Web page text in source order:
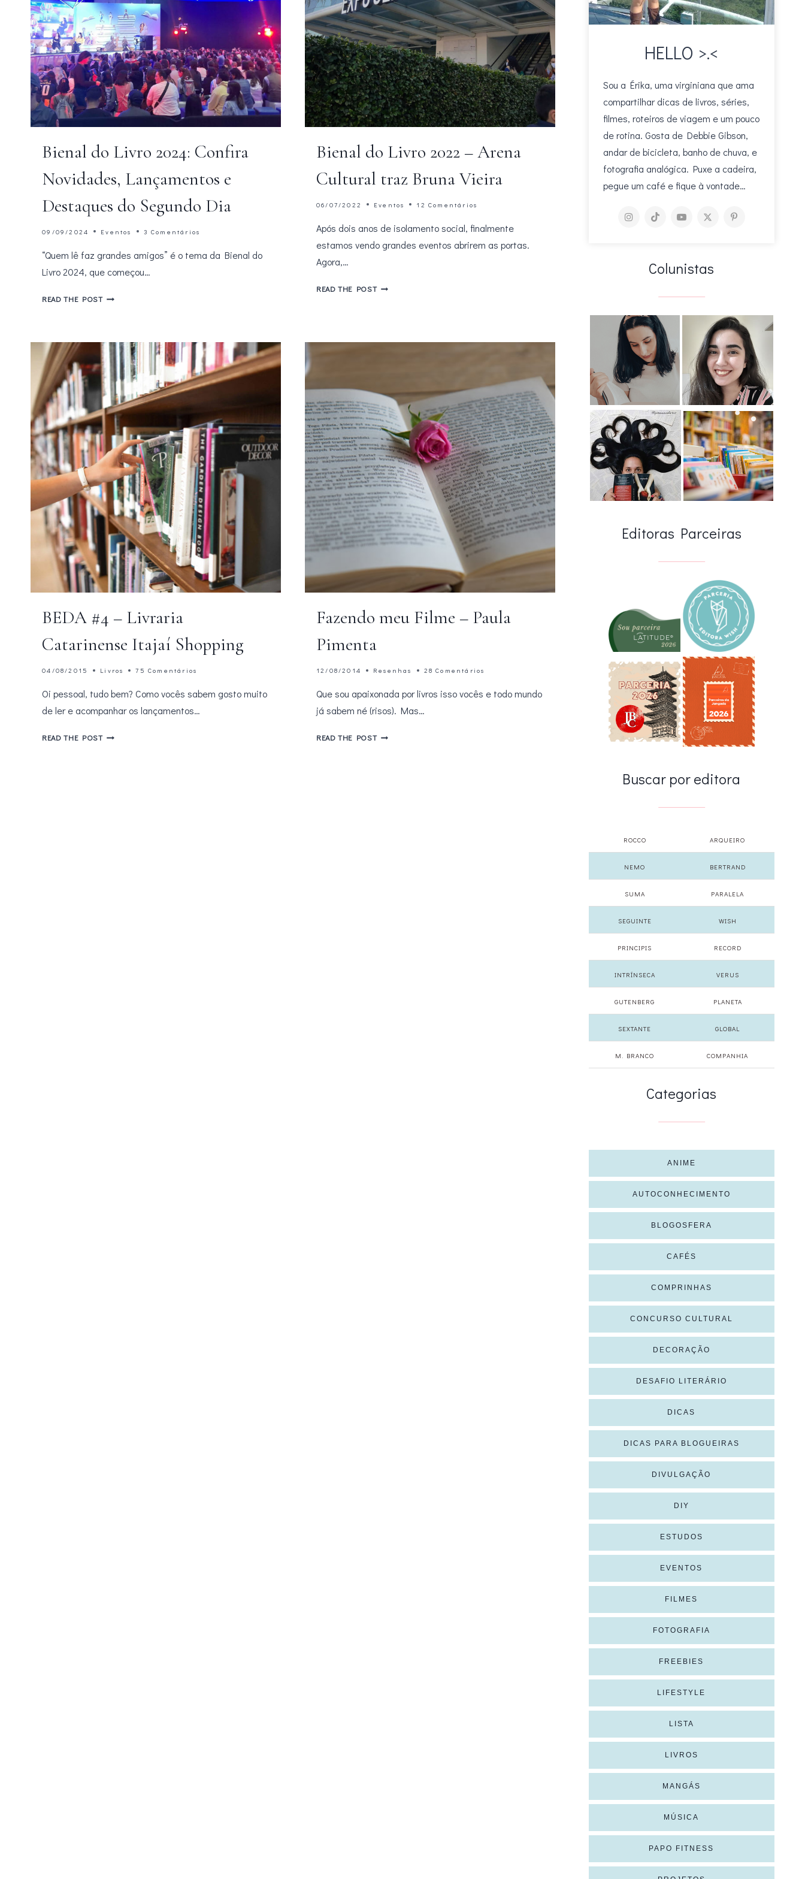
Bienal do Livro 2024: Confira
Novidades, Lançamentos e
Destaques do Segundo Dia
09/09/2024 Eventos 3 Comentários
“Quem lê faz grandes amigos” é o tema da Bienal do
Livro 2024, que começou…
READ THE POSTBIENAL
CONFIRA
NOVIDADES,
LANÇAMENTOS
E
DESTAQUES
DO
SEGUNDO
DIA
Bienal do Livro 2022 – Arena
Cultural traz Bruna Vieira
06/07/2022 Eventos 12 Comentários
Após dois anos de isolamento social, finalmente
estamos vendo grandes eventos abrirem as portas.
Agora,…
READ THE POSTBIENAL
–
BRUNA
VIEIRA
BEDA #4 – Livraria
Catarinense Itajaí Shopping
04/08/2015 Livros 75 Comentários
Oi pessoal, tudo bem? Como vocês sabem gosto muito
de ler e acompanhar os lançamentos…
READ THE POSTBEDA
Fazendo meu Filme – Paula
Pimenta
12/08/2014 Resenhas 28 Comentários
Que sou apaixonada por livros isso vocês e todo mundo
já sabem né (risos). Mas…
READ THE POSTFAZENDO
HELLO >.<
Sou a Érika, uma virginiana que ama
compartilhar dicas de livros, séries,
filmes, roteiros de viagem e um pouco
de rotina. Gosta de Debbie Gibson,
andar de bicicleta, banho de chuva, e
fotografia analógica. Puxe a cadeira,
pegue um café e fique à vontade…
Colunistas
Editoras Parceiras
Buscar por editora
ROCCO ARQUEIRO
NEMO BERTRAND
SUMA PARALELA
SEGUINTE WISH
PRINCIPIS RECORD
INTRÍNSECA VERUS
GUTENBERG PLANETA
SEXTANTE GLOBAL
M. BRANCO COMPANHIA
Categorias
ANIME
AUTOCONHECIMENTO
BLOGOSFERA
CAFÉS
COMPRINHAS
CONCURSO CULTURAL
DECORAÇÃO
DESAFIO LITERÁRIO
DICAS
DICAS PARA BLOGUEIRAS
DIVULGAÇÃO
DIY
ESTUDOS
EVENTOS
FILMES
FOTOGRAFIA
FREEBIES
LIFESTYLE
LISTA
LIVROS
MANGÁS
MÚSICA
PAPO FITNESS